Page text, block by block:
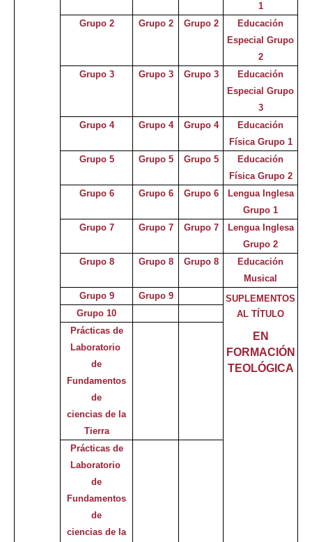
1
Grupo 2
Grupo 2 Grupo 2
Educación
Especial Grupo
2
Grupo 3
Grupo 3 Grupo 3
Educación
Especial Grupo
3
Grupo 4
Grupo 4 Grupo 4
Educación
Física Grupo 1
Grupo 5
Grupo 5 Grupo 5
Educación
Física Grupo 2
Grupo 6
Grupo 6 Grupo 6
Lengua Inglesa
Grupo 1
Grupo 7
Grupo 7 Grupo 7
Lengua Inglesa
Grupo 2
Grupo 8
Grupo 8 Grupo 8
Educación
Musical
Grupo 9
Grupo 9
SUPLEMENTOS
AL TÍTULO
EN
FORMACIÓN
TEOLÓGICA
Grupo 10
Prácticas de
Laboratorio
de
Fundamentos
de
ciencias de la
Tierra
Prácticas de
Laboratorio
de
Fundamentos
de
ciencias de la